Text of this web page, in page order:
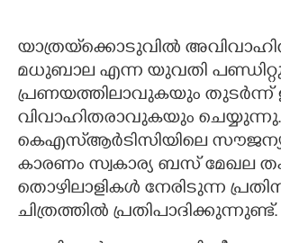
യാത്രയ്‌ക്കൊടുവിൽ
മധുബാല എന്ന യുവതി
പ്രണയത്തിലാവുകയും തുടർന്ന്
വിവാഹിതരാവുകയും ചെയ്യുന്നു.
കെഎസ്ആർടിസിയിലെ
കാരണം സ്വകാര്യ ബസ് മേഖല
തൊഴിലാളികൾ നേരിടുന്ന
ചിത്രത്തിൽ പ്രതിപാദിക്കുന്നുണ്ട്.